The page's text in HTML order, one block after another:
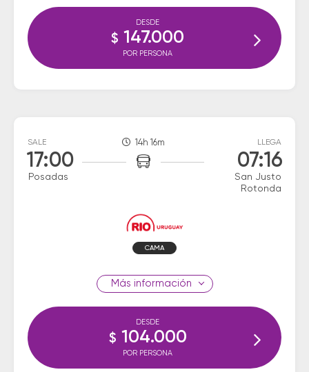
DESDE
$ 147.000
POR PERSONA
SALE
17:00
Posadas
14h 16m LLEGA
07:16
San Justo
Rotonda
CAMA
información
DESDE
$ 104.000
POR PERSONA